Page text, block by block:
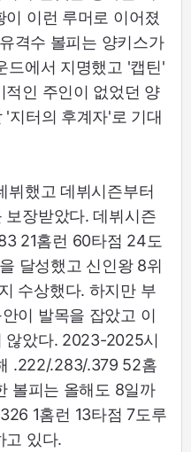
이런 루머로 이어졌
격수 볼피는 양키스가
드에서 지명했고 '캡틴'
적인 주인이 없었던 양
'지터의 후계자'로 기대
뷔했고 데뷔시즌부터
보장받았다. 데뷔시즌
21홈런 60타점 24도
달성했고 신인왕 8위
수상했다. 하지만 부
이 발목을 잡았고 이
않았다. 2023-2025시
.222/.283/.379 52홈
볼피는 올해도 8일까
1홈런 13타점 7도루
고 있다.